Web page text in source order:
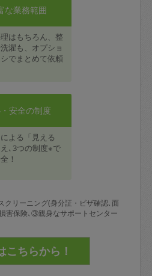
な業務範囲
はもちろん、整
濯も、オプショ
でまとめて依頼
安全の制度
よる「見える
､3つの制度※で
！
リーニング(身分証・ビザ確認､面
害保険､③親身なサポートセンター